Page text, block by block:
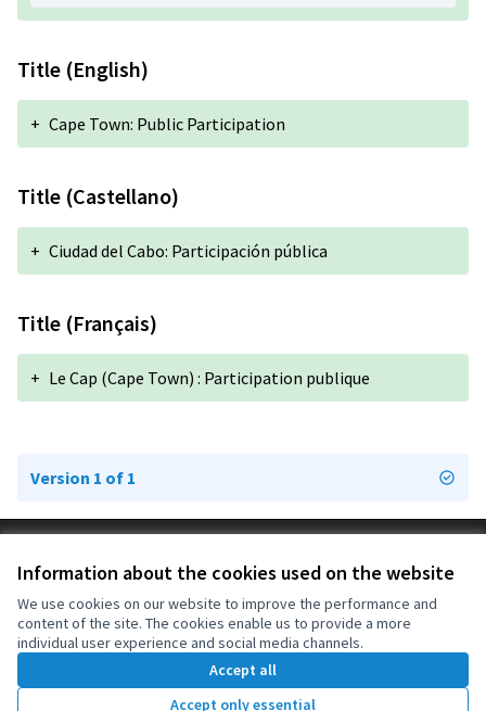
Information about the cookies used on the website
We use cookies on our website to improve the performance and
content of the site. The cookies enable us to provide a more
individual user experience and social media channels.
Accept all
Accept only essential
Title (English)
+ Cape Town: Public Participation
Title (Castellano)
+ Ciudad del Cabo: Participación pública
Title (Français)
+ Le Cap (Cape Town) : Participation publique
Version 1 of 1
Cookie settings
(External link)
OIDP at Facebook
(External link)
OIDP at YouTube
(External link)
English
Choose languageChoisir la langueElegir el idioma